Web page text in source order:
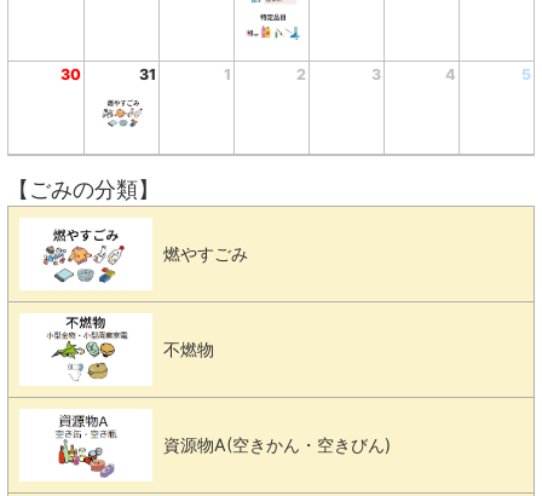
30 31 1 2 3 4 5
【ごみの分類】
燃やすごみ
不燃物
資源物A(空きかん・空きびん)